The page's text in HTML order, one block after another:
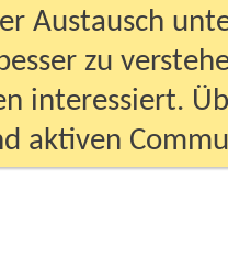
Austausch
zu
interessiert.
aktiven